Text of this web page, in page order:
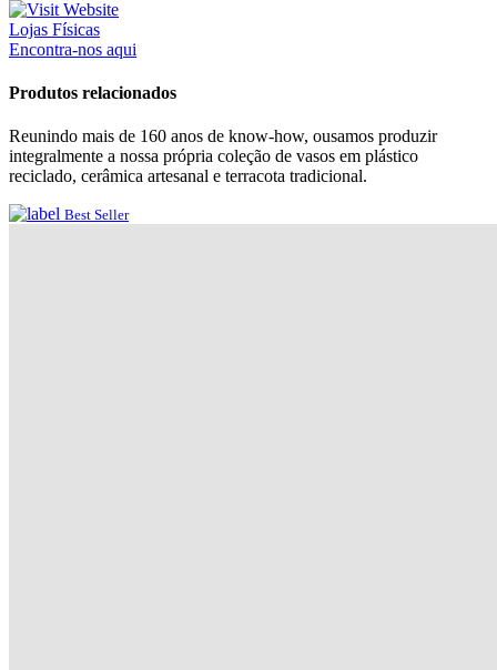
Lojas Físicas
Encontra-nos aqui
Produtos relacionados
Reunindo mais de 160 anos de know-how, ousamos produzir
integralmente a nossa própria coleção de vasos em plástico
reciclado, cerâmica artesanal e terracota tradicional.
Best Seller